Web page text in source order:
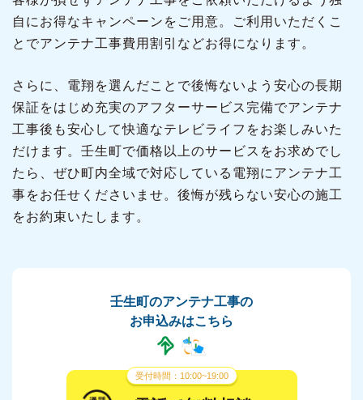
自にお得なキャンペーンをご用意。ご利用いただくこ
とでアンテナ工事費用割引などお得になります。
さらに、電翔を選んだことで後悔ないよう安心の長期
保証をはじめ充実のアフターサービス完備でアンテナ
工事後も安心して快適なテレビライフをお楽しみいた
だけます。壬生町で価格以上のサービスをお求めでし
たら、ぜひ町内全域で対応している電翔にアンテナ工
事をお任せくださいませ。後悔が残らない安心の施工
をお約束いたします。
壬生町のアンテナ工事の
お申込みはこちら
受付時間：10:00~19:00